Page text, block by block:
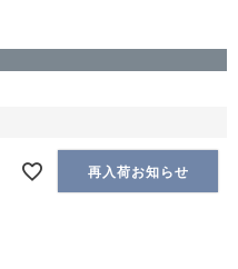
再入荷お知らせ